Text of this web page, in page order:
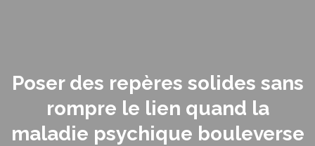
Poser des repères solides sans
rompre le lien quand la
maladie psychique bouleverse